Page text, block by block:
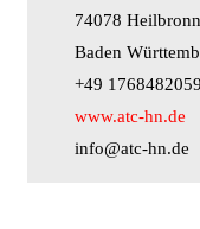
74078 Heilbronn
Baden
+49
www.atc-hn.de
info@atc-hn.de